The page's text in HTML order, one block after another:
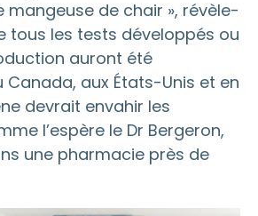
de chair », révèle-
tous les tests développés ou
auront été
aux États-Unis et en
devrait envahir les
l’espère le Dr Bergeron,
une pharmacie près de